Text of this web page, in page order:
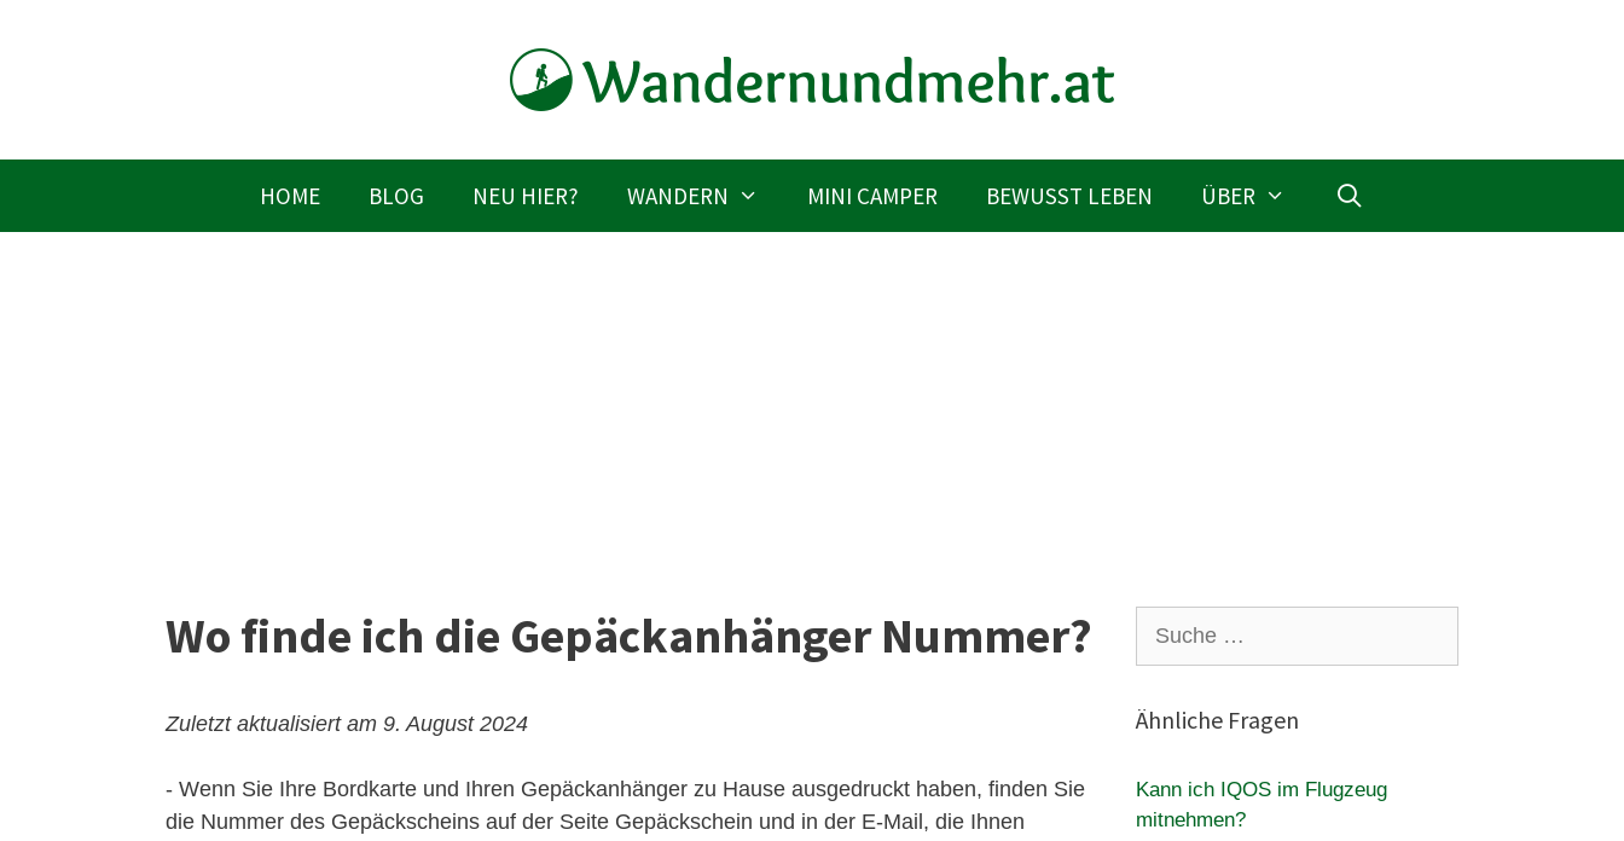
HOME BLOG NEU HIER? WANDERN MINI CAMPER BEWUSST LEBEN ÜBER
Wo finde ich die Gepäckanhänger Nummer?
Zuletzt aktualisiert am 9. August 2024
- Wenn Sie Ihre Bordkarte und Ihren Gepäckanhänger zu Hause ausgedruckt haben, finden Sie
die Nummer des Gepäckscheins auf der Seite Gepäckschein und in der E-Mail, die Ihnen
nach:
Ähnliche Fragen
Kann ich IQOS im Flugzeug
mitnehmen?